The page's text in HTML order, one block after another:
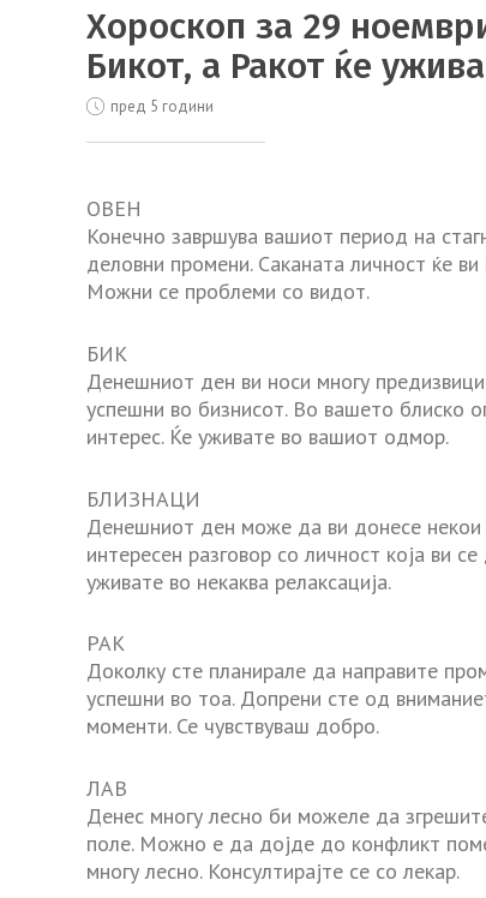
Хороскоп за 29
Бикот, а Ракот ќе
пред 5 години
ОВЕН
Конечно завршува вашиот период на
деловни промени. Саканата личност ќе
Можни се проблеми со видот.
БИК
Денешниот ден ви носи многу
успешни во бизнисот. Во вашето блиско
интерес. Ќе уживате во вашиот одмор.
БЛИЗНАЦИ
Денешниот ден може да ви донесе
интересен разговор со личност која ви
уживате во некаква релаксација.
РАК
Доколку сте планирале да направите
успешни во тоа. Допрени сте од
моменти. Се чувствуваш добро.
ЛАВ
Денес многу лесно би можеле да
поле. Можно е да дојде до конфликт
многу лесно. Консултирајте се со лекар.